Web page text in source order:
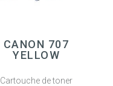
CANON 707
YELLOW
Cartouche de toner